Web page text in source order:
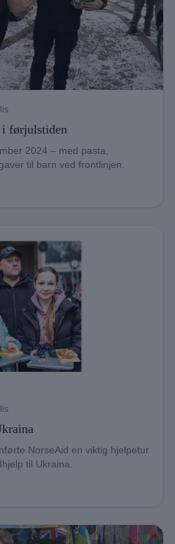
førjulstiden
2024 – med pasta,
til barn ved frontlinjen.
NorseAid en viktig hjelpetur
til Ukraina.